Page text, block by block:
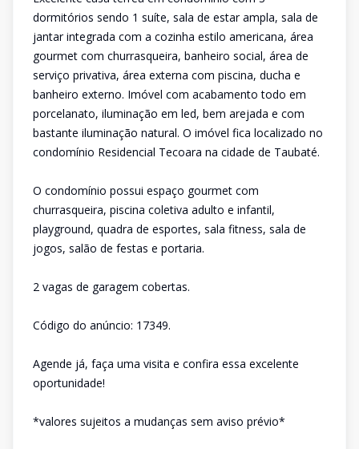
dormitórios sendo 1 suíte, sala de estar ampla, sala de
jantar integrada com a cozinha estilo americana, área
gourmet com churrasqueira, banheiro social, área de
serviço privativa, área externa com piscina, ducha e
banheiro externo. Imóvel com acabamento todo em
porcelanato, iluminação em led, bem arejada e com
bastante iluminação natural. O imóvel fica localizado no
condomínio Residencial Tecoara na cidade de Taubaté.
O condomínio possui espaço gourmet com
churrasqueira, piscina coletiva adulto e infantil,
playground, quadra de esportes, sala fitness, sala de
jogos, salão de festas e portaria.
2 vagas de garagem cobertas.
Código do anúncio: 17349.
Agende já, faça uma visita e confira essa excelente
oportunidade!
*valores sujeitos a mudanças sem aviso prévio*